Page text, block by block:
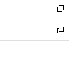
く
で
開
く
ド
ウ
で
開
ィ
ン
ド
ウ
い
ウ
ィ
ン
新
し
い
ウ
新
し